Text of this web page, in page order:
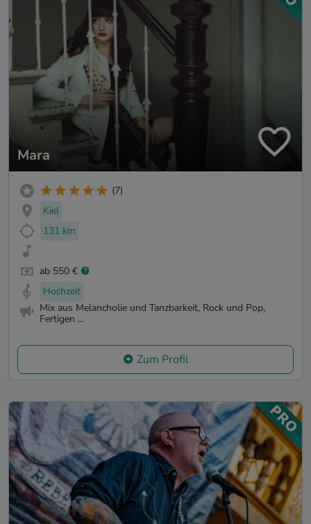
Mara
(7)
Kiel
131 km
ab 550 €
Hochzeit
Mix aus Melancholie und Tanzbarkeit, Rock und Pop,
Fertigen ...
Zum Profil